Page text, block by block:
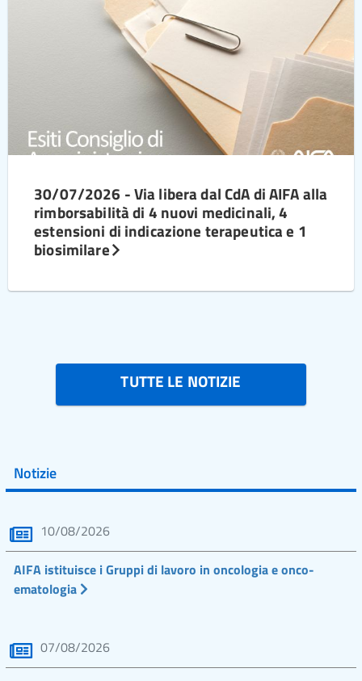
30/07/2026 - Via libera dal CdA di AIFA alla
rimborsabilità di 4 nuovi medicinali, 4
estensioni di indicazione terapeutica e 1
biosimilare
TUTTE LE NOTIZIE
Notizie
10/08/2026
AIFA istituisce i Gruppi di lavoro in oncologia e onco-
ematologia
07/08/2026